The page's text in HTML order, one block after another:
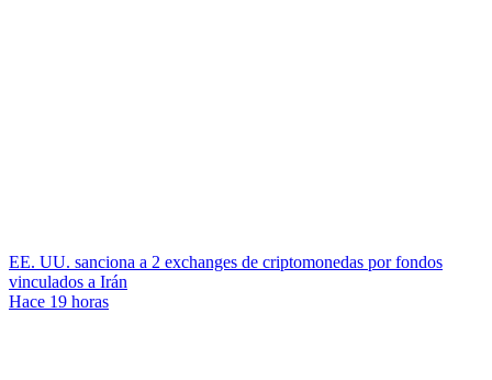
EE. UU. sanciona a 2 exchanges de criptomonedas por fondos
vinculados a Irán
Hace 19 horas